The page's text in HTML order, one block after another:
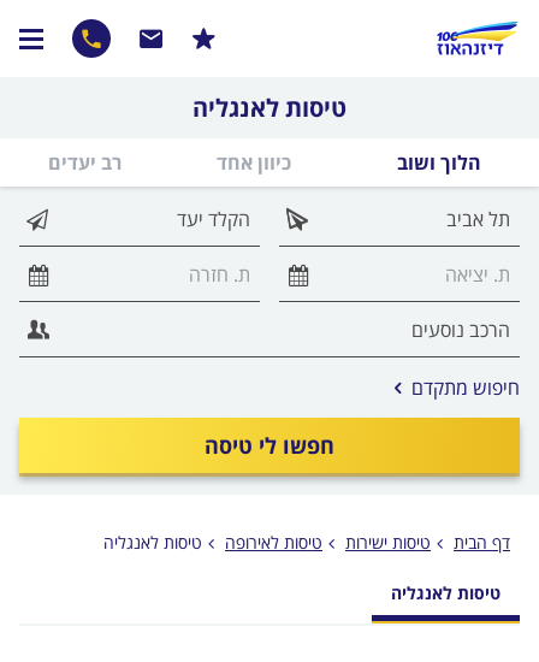
טיסות לאנגליה
הלוך ושוב כיוון אחד רב יעדים
חפשו לי טיסה
חיפוש מתקדם אפשרויות
החיפוש
לפני
דף הבית טיסות ישירות טיסות לאירופה טיסות לאנגליה
טיסות לאנגליה